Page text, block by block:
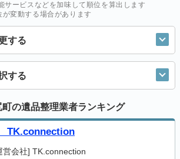
ービスなどを加味して順位を算出します
変動する場合があります
する
する
の遺品整理業者ランキング
TK.connection
営会社] TK.connection